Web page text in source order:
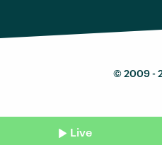
© 2009 -
Live